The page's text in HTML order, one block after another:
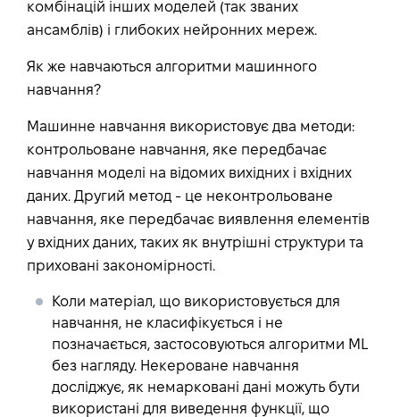
комбінацій інших моделей (так званих
ансамблів) і глибоких нейронних мереж.
Як же навчаються алгоритми машинного
навчання?
Машинне навчання використовує два методи:
контрольоване навчання, яке передбачає
навчання моделі на відомих вихідних і вхідних
даних. Другий метод - це неконтрольоване
навчання, яке передбачає виявлення елементів
у вхідних даних, таких як внутрішні структури та
приховані закономірності.
Коли матеріал, що використовується для
навчання, не класифікується і не
позначається, застосовуються алгоритми ML
без нагляду. Некероване навчання
досліджує, як немарковані дані можуть бути
використані для виведення функції, що